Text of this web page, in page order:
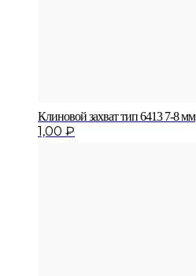
Клиновой захват тип 6413 7-8 мм
1,00 ₽